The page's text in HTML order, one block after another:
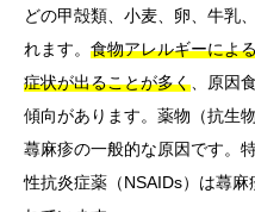
どの甲殻類、小麦、卵、牛乳
れます。 食物アレルギーによ
症状が出ることが多く、原因
傾向があります。薬物（抗生
蕁麻疹の一般的な原因です。
性抗炎症薬（NSAIDs）は蕁